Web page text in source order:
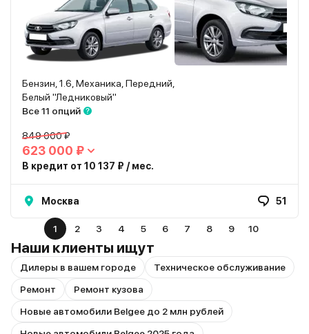
Бензин, 1.6, Механика, Передний,
Белый "Ледниковый"
Все 11 опций
849 000 ₽
623 000 ₽
В кредит от 10 137 ₽ / мес.
Москва 51
1 2 3 4 5 6 7 8 9 10
Наши клиенты ищут
Дилеры в вашем городе
Техническое обслуживание
Ремонт
Ремонт кузова
Новые автомобили Belgee до 2 млн рублей